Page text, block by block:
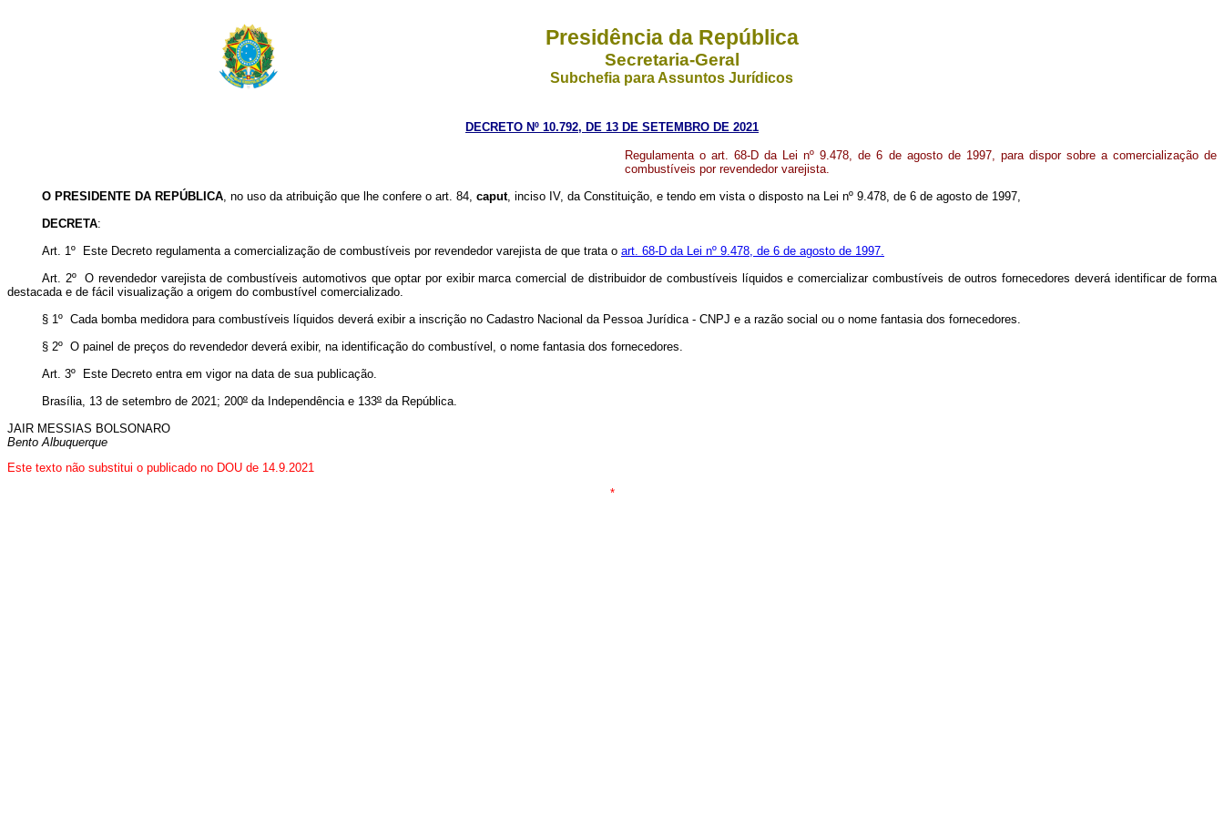
Presidência da República
Secretaria-Geral
Subchefia para Assuntos Jurídicos
DECRETO Nº 10.792, DE 13 DE SETEMBRO DE 2021
Regulamenta o art. 68-D da Lei nº 9.478, de 6 de agosto de 1997, para dispor sobre a comercialização de
combustíveis por revendedor varejista.
O PRESIDENTE DA REPÚBLICA, no uso da atribuição que lhe confere o art. 84, caput, inciso IV, da Constituição, e tendo em vista o disposto na Lei nº 9.478, de 6 de agosto de 1997,
DECRETA:
Art. 1º Este Decreto regulamenta a comercialização de combustíveis por revendedor varejista de que trata o art. 68-D da Lei nº 9.478, de 6 de agosto de 1997.
Art. 2º O revendedor varejista de combustíveis automotivos que optar por exibir marca comercial de distribuidor de combustíveis líquidos e comercializar combustíveis de outros fornecedores deverá identificar de forma
destacada e de fácil visualização a origem do combustível comercializado.
§ 1º Cada bomba medidora para combustíveis líquidos deverá exibir a inscrição no Cadastro Nacional da Pessoa Jurídica - CNPJ e a razão social ou o nome fantasia dos fornecedores.
§ 2º O painel de preços do revendedor deverá exibir, na identificação do combustível, o nome fantasia dos fornecedores.
Art. 3º Este Decreto entra em vigor na data de sua publicação.
Brasília, 13 de setembro de 2021; 200º da Independência e 133º da República.
JAIR MESSIAS BOLSONARO
Bento Albuquerque
Este texto não substitui o publicado no DOU de 14.9.2021
*